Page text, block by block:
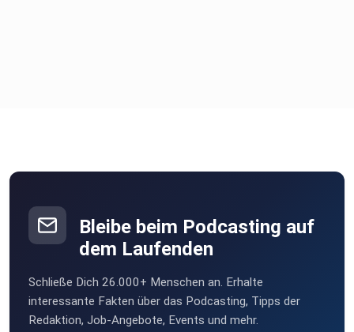
Bleibe beim Podcasting auf
dem Laufenden
Schließe Dich 26.000+ Menschen an. Erhalte
interessante Fakten über das Podcasting, Tipps der
Redaktion, Job-Angebote, Events und mehr.